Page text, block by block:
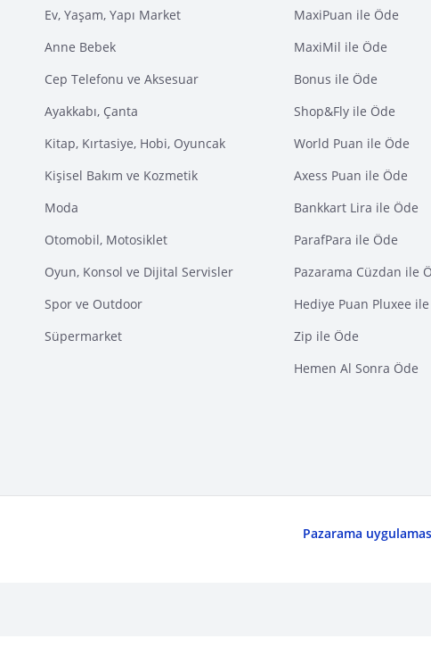
Ev, Yaşam, Yapı Market
Anne Bebek
Cep Telefonu ve Aksesuar
Ayakkabı, Çanta
Kitap, Kırtasiye, Hobi, Oyuncak
Kişisel Bakım ve Kozmetik
Moda
Otomobil, Motosiklet
Oyun, Konsol ve Dijital Servisler
Spor ve Outdoor
Süpermarket
MaxiPuan ile Öde
MaxiMil ile Öde
Bonus ile Öde
Shop&Fly ile Öde
World Puan ile Öde
Axess Puan ile Öde
Bankkart Lira ile Öde
ParafPara ile Öde
Pazarama Cüzdan ile
Hediye Puan Pluxee
Zip ile Öde
Hemen Al Sonra Öde
Pazarama